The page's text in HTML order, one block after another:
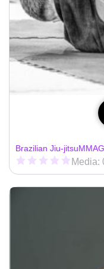
Brazilian Jiu-jitsuMMA
Media: